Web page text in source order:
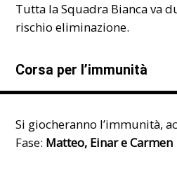
Tutta la Squadra Bianca va
rischio eliminazione.
Corsa per l’immunità
Si giocheranno l’immunità,
Fase: Matteo, Einar e Carmen